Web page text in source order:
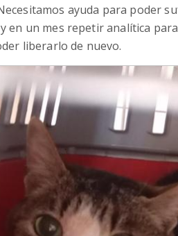
ayuda para poder
en un mes repetir analítica
liberarlo de nuevo.